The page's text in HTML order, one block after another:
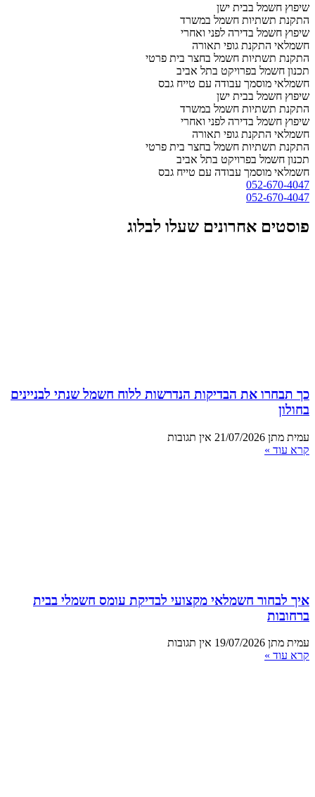
שיפוץ חשמל בבית ישן
התקנת תשתיות חשמל במשרד
שיפוץ חשמל בדירה לפני ואחרי
חשמלאי התקנת גופי תאורה
התקנת תשתיות חשמל בחצר בית פרטי
תכנון חשמל בפרויקט בתל אביב
חשמלאי מוסמך עבודה עם טייח גבס
שיפוץ חשמל בבית ישן
התקנת תשתיות חשמל במשרד
שיפוץ חשמל בדירה לפני ואחרי
חשמלאי התקנת גופי תאורה
התקנת תשתיות חשמל בחצר בית פרטי
תכנון חשמל בפרויקט בתל אביב
חשמלאי מוסמך עבודה עם טייח גבס
052-670-4047
052-670-4047
פוסטים אחרונים שעלו לבלוג
כך תבחרו את הבדיקות הנדרשות ללוח חשמל שנתי לבניינים
בחולון
עמית מתן 21/07/2026 אין תגובות
קרא עוד »
איך לבחור חשמלאי מקצועי לבדיקת עומס חשמלי בבית
ברחובות
עמית מתן 19/07/2026 אין תגובות
קרא עוד »